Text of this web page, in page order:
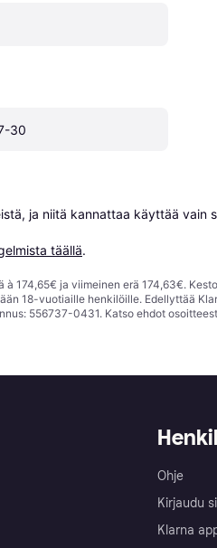
30
ja niitä kannattaa käyttää vain
täällä.
174,65€ ja viimeinen erä 174,63€.
18-vuotiaille henkilöille. Edellyttää
556737-0431. Katso ehdot
Ohje
Kirjaudu
Klarna